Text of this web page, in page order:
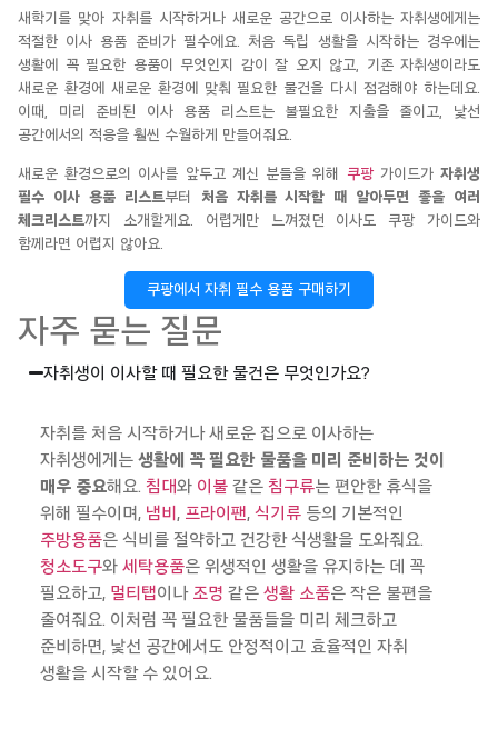
새학기를 맞아 자취를 시작하거나 새로운 공간으로 이사하는 자취생에게는
적절한 이사 용품 준비가 필수에요. 처음 독립 생활을 시작하는 경우에는
생활에 꼭 필요한 용품이 무엇인지 감이 잘 오지 않고, 기존 자취생이라도
새로운 환경에 새로운 환경에 맞춰 필요한 물건을 다시 점검해야 하는데요.
이때, 미리 준비된 이사 용품 리스트는 불필요한 지출을 줄이고, 낯선
공간에서의 적응을 훨씬 수월하게 만들어 줘 요.
새로운 환경으로의 이사를 앞두고 계신 분들을 위해 쿠팡가이드가자취생
필수 이사 용품 리스트부터 처음 자취를 시작할 때 알아두면 좋을 여러
체크리스트까지 소개할게요. 어렵게만 느껴졌던 이사도 쿠팡
가이드와
함께라면 어렵지 않아요.
쿠팡에서 자취 필수 용품 구매하기
자주 묻는 질문
자취생이 이사할 때 필요한 물건은 무엇인가요?
자취를 처음 시작하거나 새로운 집으로 이사하는
자취생에게는 생활에 꼭 필요한 물품을 미리 준비하는 것이
매우 중요해요. 침대와 이불 같은 침구류는 편안한 휴식을
위해 필수이며 , 냄비 , 프라이팬, 식기류 등의 기본적인
주방용품은 식비를 절약하고 건강한 식생활을 도와줘요.
청소도구와 세탁용품은 위생적인 생활을 유지하는 데 꼭
필요하고, 멀티탭이나 조명 같은 생활 소품은 작은 불편을
줄여줘요. 이처럼 꼭 필요한 물품들을 미리 체크하고
준비하면, 낯선 공간에서도 안정적이고 효율적인 자취
생활을 시작할수 있어요.